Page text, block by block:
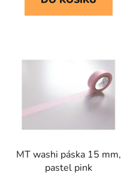
MT washi páska 15 mm,
pastel pink